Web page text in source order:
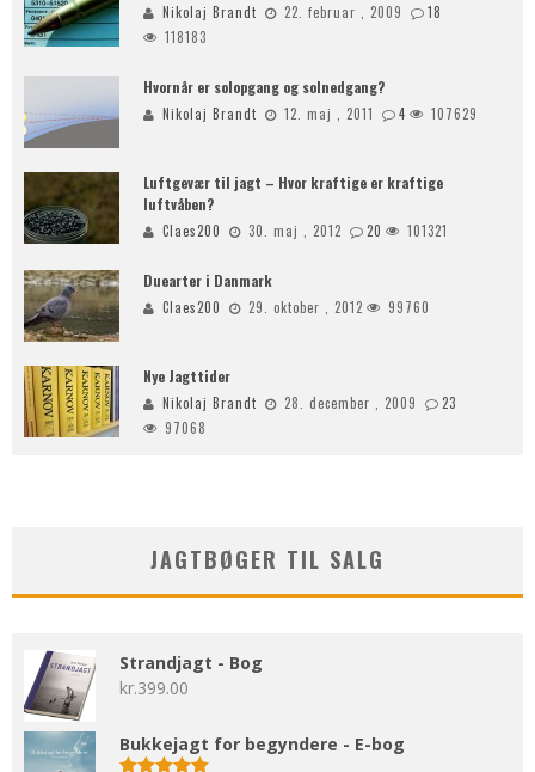
Nikolaj Brandt 22. februar , 2009
18
118183
Hvornår er solopgang og solnedgang?
Nikolaj Brandt 12. maj , 2011 4 107629
Luftgevær til jagt – Hvor kraftige er kraftige
luftvåben?
Claes200 30. maj , 2012 20 101321
Duearter i Danmark
Claes200 29. oktober , 2012 99760
Nye Jagttider
Nikolaj Brandt 28. december , 2009
23
97068
JAGTBØGER TIL SALG
Strandjagt - Bog
kr.399.00
Bukkejagt for begyndere - E-bog